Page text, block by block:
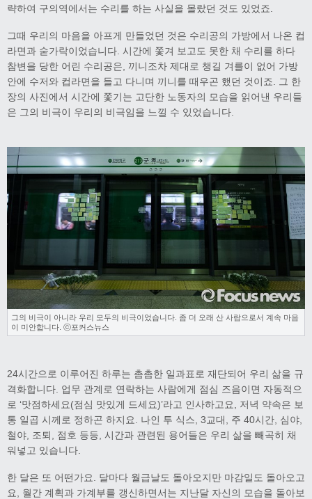
략하여 구의역에서는 수리를 하는 사실을 몰랐던 것도 있었죠.
그때 우리의 마음을 아프게 만들었던 것은 수리공의 가방에서 나온 컵
라면과 숟가락이었습니다. 시간에 쫓겨 보고도 못한 채 수리를 하다
참변을 당한 어린 수리공은, 끼니조차 제대로 챙길 겨를이 없어 가방
안에 수저와 컵라면을 들고 다니며 끼니를 때우곤 했던 것이죠. 그 한
장의 사진에서 시간에 쫓기는 고단한 노동자의 모습을 읽어낸 우리들
은 그의 비극이 우리의 비극임을 느낄 수 있었습니다.
그의 비극이 아니라 우리 모두의 비극이었습니다. 좀 더 오래 산 사람으로서 계속 마음
이 미안합니다. ⓒ포커스뉴스
24시간으로 이루어진 하루는 촘촘한 일과표로 재단되어 우리 삶을 규
격화합니다. 업무 관계로 연락하는 사람에게 점심 즈음이면 자동적으
로 ‘맛점하세요(점심 맛있게 드세요)’라고 인사하고요, 저녁 약속은 보
통 일곱 시께로 정하곤 하지요. 나인 투 식스, 3교대, 주 40시간, 심야,
철야, 조퇴, 점호 등등, 시간과 관련된 용어들은 우리 삶을 빼곡히 채
워넣고 있습니다.
한 달은 또 어떤가요. 달마다 월급날도 돌아오지만 마감일도 돌아오고
요, 월간 계획과 가계부를 갱신하면서는 지난달 자신의 모습을 돌아보